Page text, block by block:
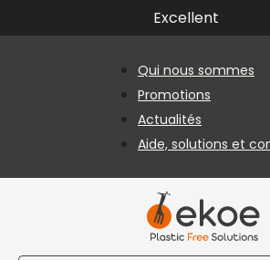
Passer au contenu principal
Passer au pied de page
Excellent
Qui nous sommes
Promotions
Actualités
Aide, solutions et